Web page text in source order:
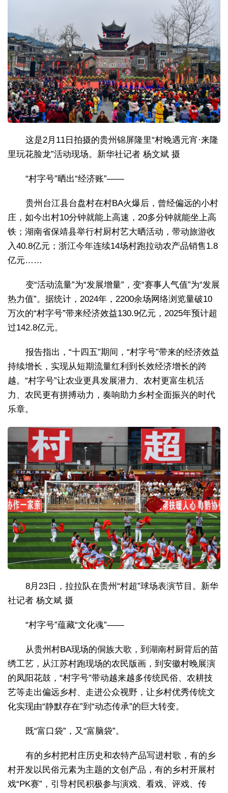
这是2月11日拍摄的贵州锦屏隆里“村晚遇元宵·来隆
里玩花脸龙”活动现场。新华社记者 杨文斌 摄
“村字号”晒出“经济账”——
贵州台江县台盘村在村BA火爆后，曾经偏远的小村
庄，如今出村10分钟就能上高速，20多分钟就能坐上高
铁；湖南省保靖县举行村厨村艺大晒活动，带动旅游收
入40.8亿元；浙江今年连续14场村跑拉动农产品销售1.8
亿元……
变“活动流量”为“发展增量”，变“赛事人气值”为“发展
热力值”。据统计，2024年，2200余场网络浏览量破10
万次的“村字号”带来经济效益130.9亿元，2025年预计超
过142.8亿元。
报告指出，“十四五”期间，“村字号”带来的经济效益
持续增长，实现从短期流量红利到长效经济增长的跨
越。“村字号”让农业更具发展潜力、农村更富生机活
力、农民更有拼搏动力，奏响助力乡村全面振兴的时代
乐章。
8月23日，拉拉队在贵州“村超”球场表演节目。新华
社记者 杨文斌 摄
“村字号”蕴藏“文化魂”——
从贵州村BA现场的侗族大歌，到湖南村厨背后的苗
绣工艺，从江苏村跑现场的农民版画，到安徽村晚展演
的凤阳花鼓，“村字号”带动越来越多传统民俗、农耕技
艺等走出偏远乡村、走进公众视野，让乡村优秀传统文
化实现由“静默存在”到“动态传承”的巨大转变。
既“富口袋”，又“富脑袋”。
有的乡村把村庄历史和农特产品写进村歌，有的乡
村开发以民俗元素为主题的文创产品，有的乡村开展村
戏“PK赛”，引导村民积极参与演戏、看戏、评戏、传